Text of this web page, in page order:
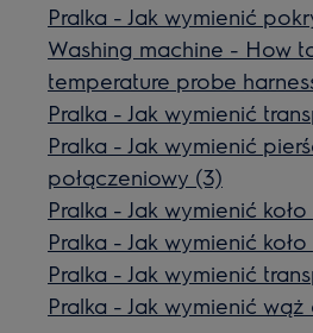
Pralka - Jak wymienić
Washing machine - How
temperature probe
Pralka - Jak wymienić
Pralka - Jak wymienić
połączeniowy (3)
Pralka - Jak wymienić
Pralka - Jak wymienić
Pralka - Jak wymienić
Pralka - Jak wymienić